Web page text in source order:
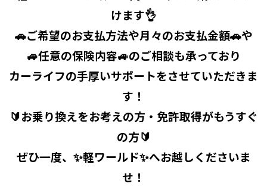
けます👌
🚗ご希望のお支払方法や月々のお支払金額🚗や
🚙任意の保険内容🚙のご相談も承っており
カーライフの手厚いサポートをさせていただきま
す！
🔰お乗り換えをお考えの方・免許取得がもうすぐ
の方🔰
ぜひ一度、✨軽ワールド✨へお越しくださいま
せ！